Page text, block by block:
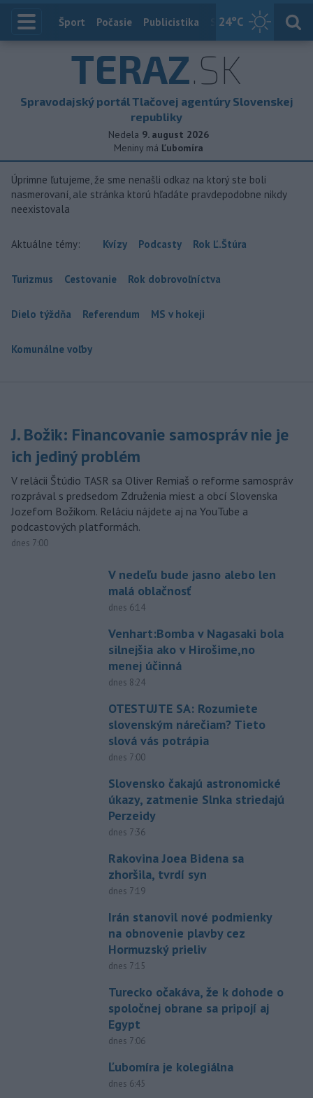
24°C
Index
Šport Počasie Publicistika Slovensko
TERAZ.SK
Spravodajský portál Tlačovej agentúry Slovenskej
republiky
Nedela 9. august 2026
Meniny má Ľubomíra
Úprimne ľutujeme, že sme nenašli odkaz na ktorý ste boli
nasmerovaní, ale stránka ktorú hľadáte pravdepodobne nikdy
neexistovala
Aktuálne témy: Kvízy Podcasty Rok Ľ.Štúra
Turizmus Cestovanie Rok dobrovoľníctva
Dielo týždňa Referendum MS v hokeji
Komunálne voľby
J. Božik: Financovanie samospráv nie je
ich jediný problém
V relácii Štúdio TASR sa Oliver Remiaš o reforme samospráv
rozprával s predsedom Združenia miest a obcí Slovenska
Jozefom Božikom. Reláciu nájdete aj na YouTube a
podcastových platformách.
dnes 7:00
V nedeľu bude jasno alebo len
malá oblačnosť
dnes 6:14
Venhart:Bomba v Nagasaki bola
silnejšia ako v Hirošime,no
menej účinná
dnes 8:24
OTESTUJTE SA: Rozumiete
slovenským nárečiam? Tieto
slová vás potrápia
dnes 7:00
Slovensko čakajú astronomické
úkazy, zatmenie Slnka striedajú
Perzeidy
dnes 7:36
Rakovina Joea Bidena sa
zhoršila, tvrdí syn
dnes 7:19
Irán stanovil nové podmienky
na obnovenie plavby cez
Hormuzský prieliv
dnes 7:15
Turecko očakáva, že k dohode o
spoločnej obrane sa pripojí aj
Egypt
dnes 7:06
Ľubomíra je kolegiálna
dnes 6:45